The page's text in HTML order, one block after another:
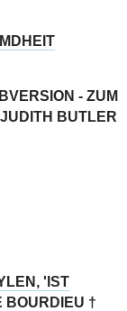
- ZUM
BUTLER
'IST
BOURDIEU †